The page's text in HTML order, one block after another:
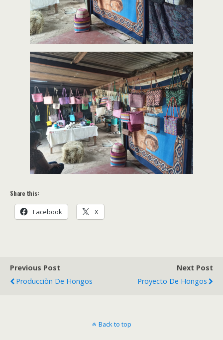
Share this:
Facebook X
Previous Post
Producciòn De Hongos
Next Post
Proyecto De Hongos
Back to top